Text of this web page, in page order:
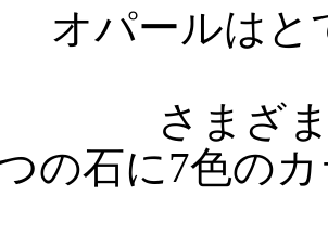
オパールはと
さまざ
の石に7色の